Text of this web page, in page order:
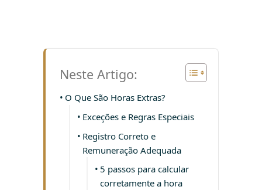
Neste Artigo:
O Que São Horas Extras?
Exceções e Regras Especiais
Registro Correto e
Remuneração Adequada
5 passos para calcular
corretamente a hora